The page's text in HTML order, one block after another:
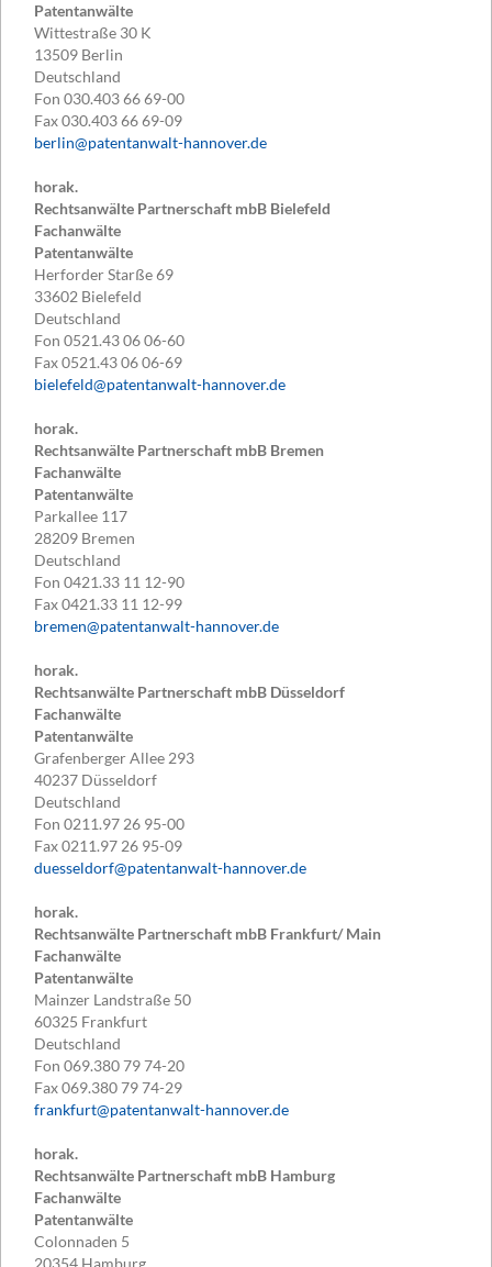
Patentanwälte
Wittestraße 30 K
13509 Berlin
Deutschland
Fon 030.403 66 69-00
Fax030.403 66 69-09
berlin@patentanwalt-hannover.de
horak.
Rechtsanwälte Partnerschaft mbB Bielefeld
Fachanwälte
Patentanwälte
Herforder Starße 69
33602 Bielefeld
Deutschland
Fon 0521.43 06 06-60
Fax0521.43 06 06-69
bielefeld@patentanwalt-hannover.de
horak.
Rechtsanwälte Partnerschaft mbB Bremen
Fachanwälte
Patentanwälte
Parkallee 117
28209 Bremen
Deutschland
Fon 0421.33 11 12-90
Fax0421.33 11 12-99
bremen@patentanwalt-hannover.de
horak.
Rechtsanwälte Partnerschaft mbB Düsseldorf
Fachanwälte
Patentanwälte
Grafenberger Allee 293
40237 Düsseldorf
Deutschland
Fon 0211.97 26 95-00
Fax0211.97 26 95-09
duesseldorf@patentanwalt-hannover.de
horak.
Rechtsanwälte Partnerschaft mbB Frankfurt/ Main
Fachanwälte
Patentanwälte
Mainzer Landstraße 50
60325 Frankfurt
Deutschland
Fon 069.380 79 74-20
Fax069.380 79 74-29
frankfurt@patentanwalt-hannover.de
horak.
Rechtsanwälte Partnerschaft mbB Hamburg
Fachanwälte
Patentanwälte
Colonnaden 5